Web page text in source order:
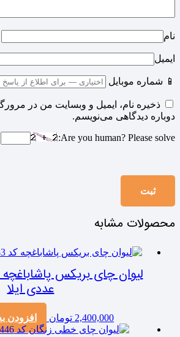
نام
ایمیل
📱 شماره موبایل
ذخیره نام، ایمیل و وبسایت من در
دوباره دیدگاهی می‌نویسم.
Are you human? Please solve:
محصولات مشابه
عددی ایلا
2,400,000 تومان افزودن